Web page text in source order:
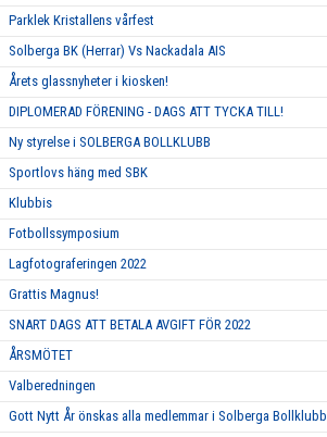
Parklek Kristallens vårfest
Solberga BK (Herrar) Vs Nackadala AIS
Årets glassnyheter i kiosken!
DIPLOMERAD FÖRENING - DAGS ATT TYCKA TILL!
Ny styrelse i SOLBERGA BOLLKLUBB
Sportlovs häng med SBK
Klubbis
Fotbollssymposium
Lagfotograferingen 2022
Grattis Magnus!
SNART DAGS ATT BETALA AVGIFT FÖR 2022
ÅRSMÖTET
Valberedningen
Gott Nytt År önskas alla medlemmar i Solberga